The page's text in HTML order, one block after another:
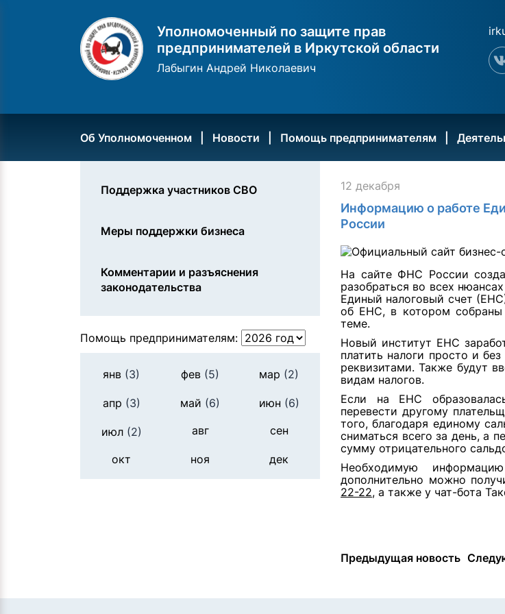
Уполномоченный по защите прав
предпринимателей в Иркутской области
Лабыгин Андрей Николаевич
Об Уполномоченном Новости Помощь предпринимателям
Поддержка участников СВО
Меры поддержки бизнеса
Комментарии и разъяснения
законодательства
Помощь предпринимателям:
янв (3) фев (5) мар (2)
апр (3) май (6) июн (6)
июл(2) авг сен
окт ноя дек
12 декабря
Информацию о работе
России
На сайте ФНС России
разобраться во всех
Единый налоговый счет
об ЕНС, в котором собраны
теме.
Новый институт ЕНС
платить налоги просто и
реквизитами. Также будут
видам налогов.
Если на ЕНС
перевести другому
того, благодаря единому
сниматься всего за день, а
сумму отрицательного
Необходимую
дополнительно можно
22-22, а также у чат-бота
Предыдущая новость